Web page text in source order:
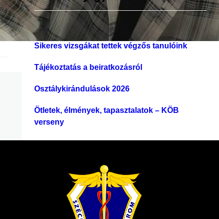
é
s
Nyári szüneti tájékoztatás
Sikeres vizsgákat tettek végzős tanulóink
Tájékoztatás a beiratkozásról
Osztálykirándulások 2026
Ötletek, élmények, tapasztalatok – KÖB
verseny